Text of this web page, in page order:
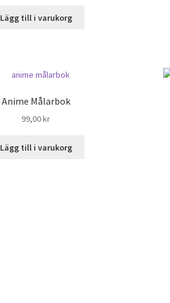
Lägg till i varukorg
Anime Målarbok
99,00kr
Lägg till i varukorg